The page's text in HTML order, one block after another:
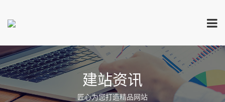
建站资讯
匠心为您打造精品网站